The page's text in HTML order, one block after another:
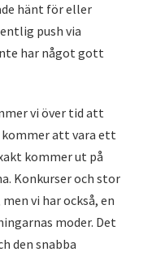
hänt för eller
push via
har något gott
vi över tid att
kommer att vara ett
kommer ut på
Konkurser och stor
vi har också, en
moder. Det
den snabba